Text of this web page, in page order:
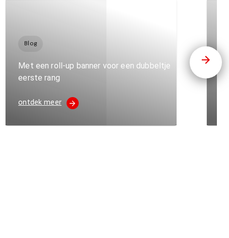
Blog
Met een roll-up banner voor een dubbeltje
eerste rang
ontdek meer